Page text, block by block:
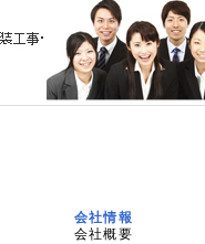
会社情報
会社概要